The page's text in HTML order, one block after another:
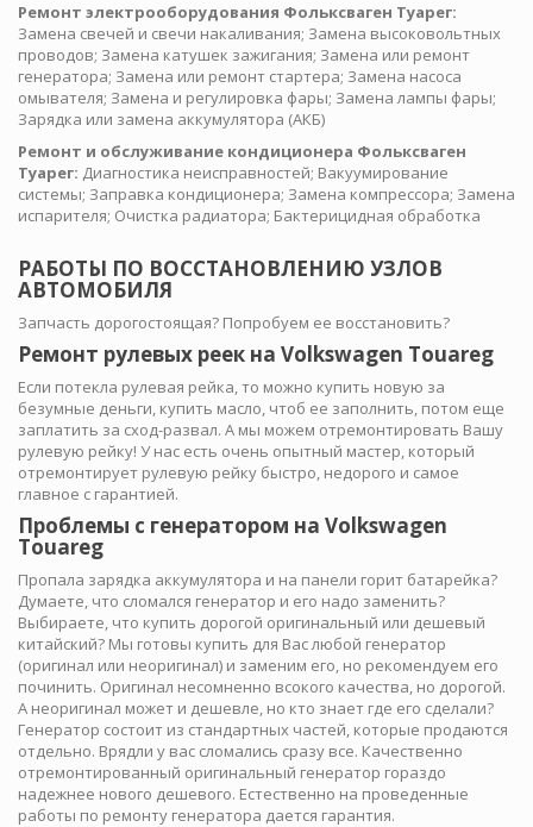
Ремонт электрооборудования Фольксваген Туарег:
Замена свечей и свечи накаливания; Замена высоковольтных
проводов; Замена катушек зажигания; Замена или ремонт
генератора; Замена или ремонт стартера; Замена насоса
омывателя; Замена и регулировка фары; Замена лампы фары;
Зарядка или замена аккумулятора (АКБ)
Ремонт и обслуживание кондиционера Фольксваген
Туарег: Диагностика неисправностей; Вакуумирование
системы; Заправка кондиционера; Замена компрессора; Замена
испарителя; Очистка радиатора; Бактерицидная обработка
РАБОТЫ ПО ВОССТАНОВЛЕНИЮ УЗЛОВ
АВТОМОБИЛЯ
Запчасть дорогостоящая? Попробуем ее восстановить?
Ремонт рулевых реек на Volkswagen Touareg
Если потекла рулевая рейка, то можно купить новую за
безумные деньги, купить масло, чтоб ее заполнить, потом еще
заплатить за сход-развал. А мы можем отремонтировать Вашу
рулевую рейку! У нас есть очень опытный мастер, который
отремонтирует рулевую рейку быстро, недорого и самое
главное с гарантией.
Проблемы с генератором на Volkswagen
Touareg
Пропала зарядка аккумулятора и на панели горит батарейка?
Думаете, что сломался генератор и его надо заменить?
Выбираете, что купить дорогой оригинальный или дешевый
китайский? Мы готовы купить для Вас любой генератор
(оригинал или неоригинал) и заменим его, но рекомендуем его
починить. Оригинал несомненно всокого качества, но дорогой.
А неоригинал может и дешевле, но кто знает где его сделали?
Генератор состоит из стандартных частей, которые продаются
отдельно. Врядли у вас сломались сразу все. Качественно
отремонтированный оригинальный генератор гораздо
надежнее нового дешевого. Естественно на проведенные
работы по ремонту генератора дается гарантия.